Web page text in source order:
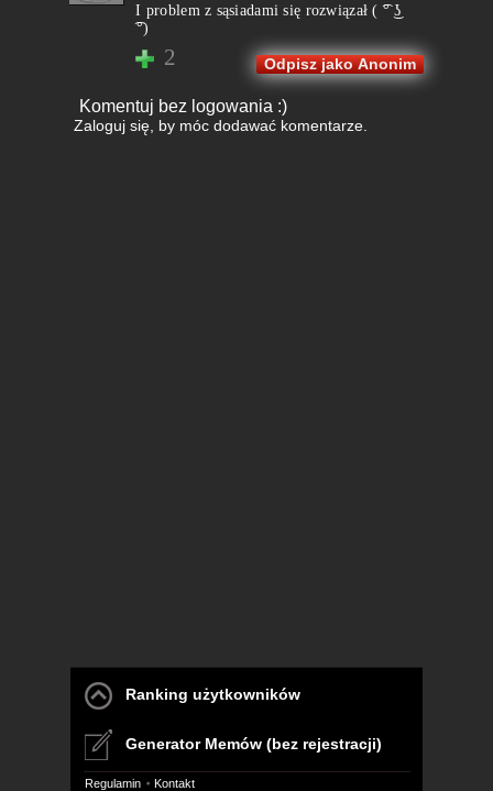
I problem z sąsiadami się rozwiązał ( ͡° ͜ʖ
͡°)
2 Odpisz jako Anonim
Komentuj bez logowania :)
Zaloguj się, by móc dodawać komentarze.
Ranking użytkowników
Generator Memów (bez rejestracji)
Regulamin Kontakt